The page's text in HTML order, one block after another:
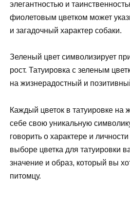
элегантностью и
фиолетовым цветком может
и загадочный характер собаки.
Зеленый цвет символизирует
рост. Татуировка с зеленым
на жизнерадостный и
Каждый цветок в татуировке на
себе свою уникальную
говорить о характере и
выборе цветка для татуировки
значение и образ, который вы
питомцу.